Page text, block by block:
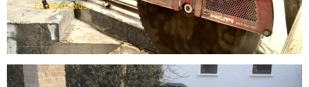
En savoir plus